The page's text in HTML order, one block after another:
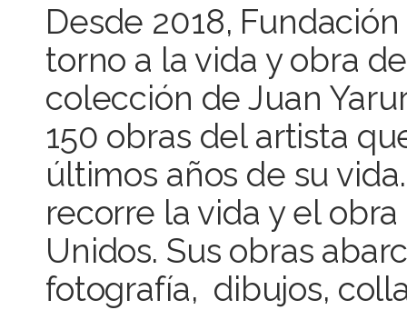
Desde 2018,
torno a la vida y obra
colección de Juan
150 obras del artista
últimos años de su
recorre la vida y el
Unidos. Sus obras
fotografía, dibujos,